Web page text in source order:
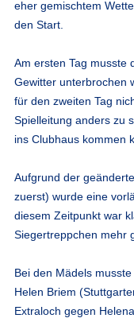
eher gemischtem
den Start.
Am ersten Tag musste
Gewitter unterbrochen
für den zweiten Tag
Spielleitung anders zu
ins Clubhaus kommen
Aufgrund der
zuerst) wurde eine
diesem Zeitpunkt war
Siegertreppchen mehr
Bei den Mädels
Helen Briem
Extraloch gegen